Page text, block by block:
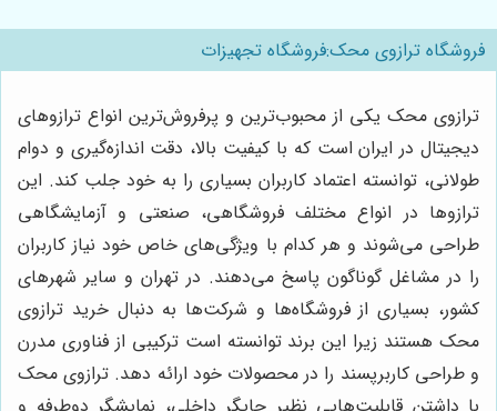
فروشگاه ترازوی محک:فروشگاه تجهیزات
ترازوی محک یکی از محبوب‌ترین و پرفروش‌ترین انواع ترازوهای
دیجیتال در ایران است که با کیفیت بالا، دقت اندازه‌گیری و دوام
طولانی، توانسته اعتماد کاربران بسیاری را به خود جلب کند. این
ترازوها در انواع مختلف فروشگاهی، صنعتی و آزمایشگاهی
طراحی می‌شوند و هر کدام با ویژگی‌های خاص خود نیاز کاربران
را در مشاغل گوناگون پاسخ می‌دهند. در تهران و سایر شهرهای
کشور، بسیاری از فروشگاه‌ها و شرکت‌ها به دنبال خرید ترازوی
محک هستند زیرا این برند توانسته است ترکیبی از فناوری مدرن
و طراحی کاربرپسند را در محصولات خود ارائه دهد. ترازوی محک